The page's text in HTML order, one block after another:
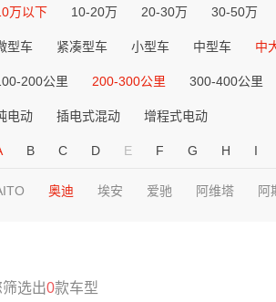
万以下 10-20万 20-30万 30-50万
型车 紧凑型车 小型车 中型车 中
200公里 200-300公里 300-400公里
电动 插电式混动 增程式电动
B C D E F G H I
奥迪 埃安 爱驰 阿维塔 阿
筛选出0款车型